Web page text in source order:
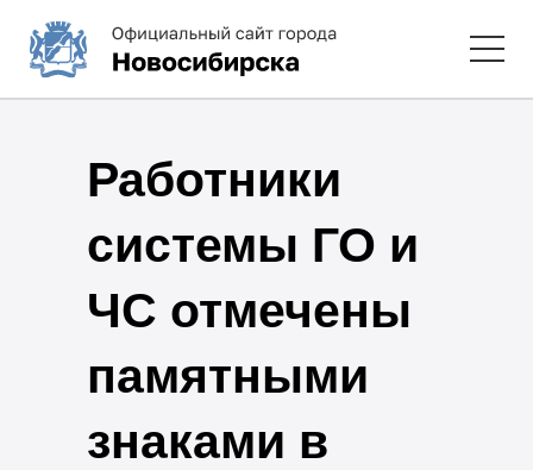
Работники
системы ГО и
ЧС отмечены
памятными
знаками в